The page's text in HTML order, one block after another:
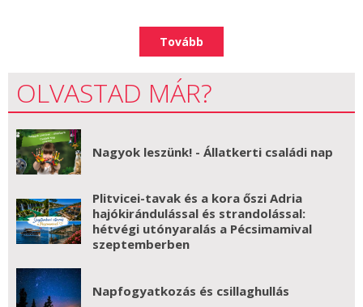
Tovább
OLVASTAD MÁR?
Nagyok leszünk! - Állatkerti családi nap
Plitvicei-tavak és a kora őszi Adria
hajókirándulással és strandolással:
hétvégi utónyaralás a Pécsimamival
szeptemberben
Napfogyatkozás és csillaghullás